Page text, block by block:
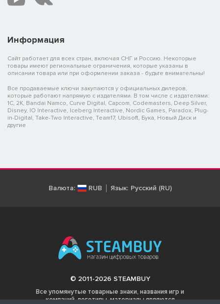
Информация
Сайт работает для всех стран, включая СНГ и Россию. Некоторые
товары имеют региональные ограничения, которые указаны в
описании товара или при оформлении заказа - будьте внимательны!
Все продаваемые ключи закупаются у официальных дилеров,
которые работают напрямую с издателями. В том числе с издателями:
1C, 2K, Bandai Namco, Curve Digital, Capcom, Codemasters, Deep Silver,
Disney, IO Interactive, Iceberg Interactive, Nordic Games, Paradox, Plug-
in-Digital, Take-Two Interactive, Team17, Ubisoft, Бука, Новый Диск и
другие
Валюта: RUB Язык: Русский (RU)
© 2011-2026 STEAMBUY
Все упомянутые товарные знаки, названия игр и
компаний, логотипы, материалы являются